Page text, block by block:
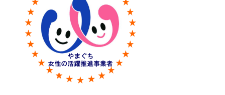
しごと・産業・観光
まちづくり
県政情報